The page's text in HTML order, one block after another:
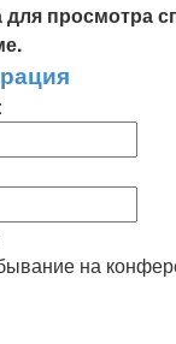
для просмотра
на